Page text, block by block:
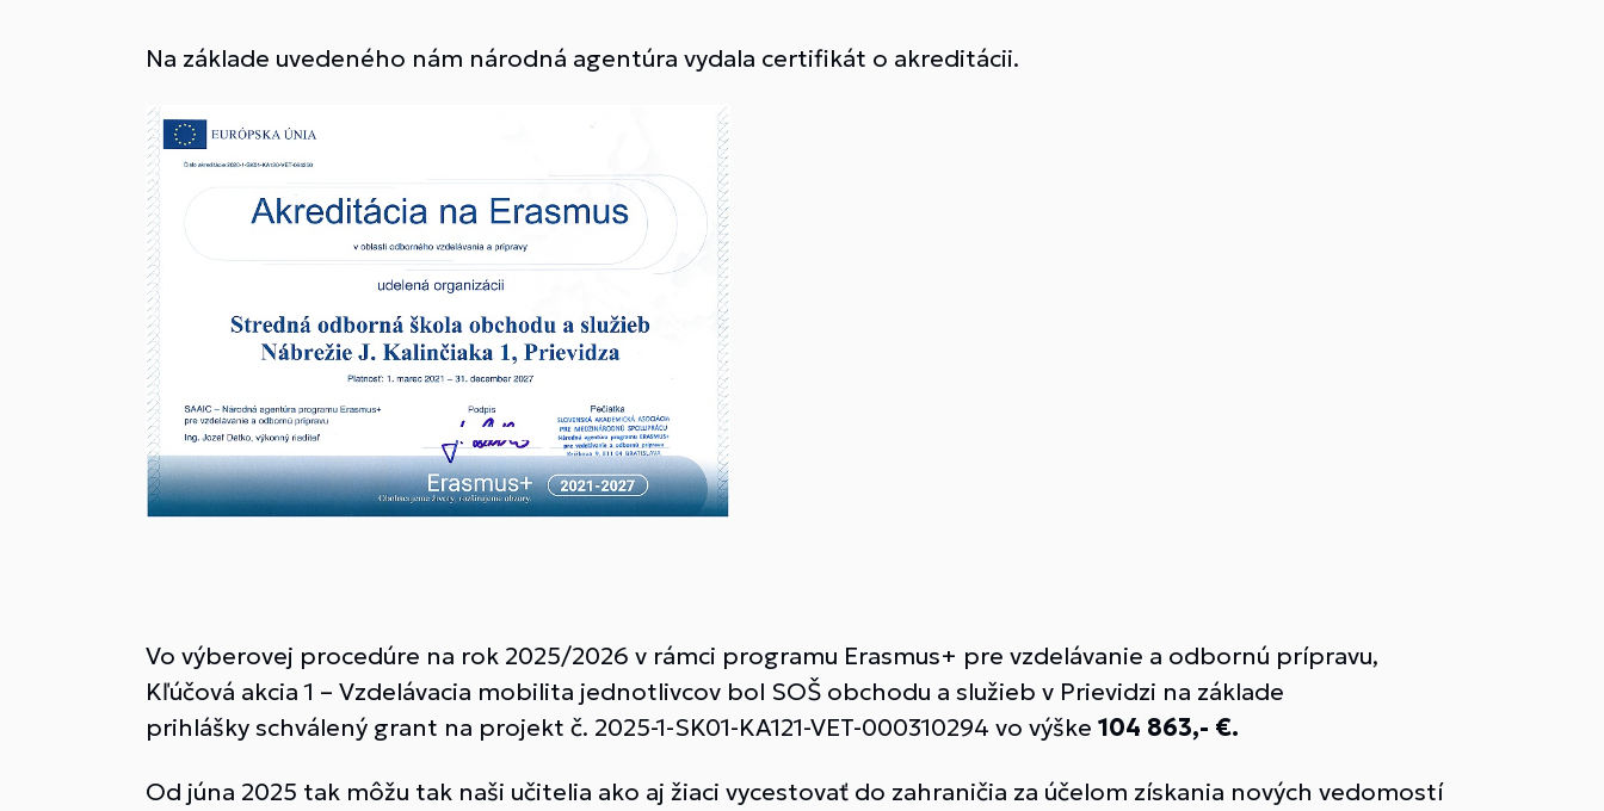
Na základe uvedeného nám národná agentúra vydala certifikát o akreditácii.
Vo výberovej procedúre na rok 2025/2026 v rámci programu Erasmus+ pre vzdelávanie a odbornú prípravu,
Kľúčová akcia 1 – Vzdelávacia mobilita jednotlivcov bol SOŠ obchodu a služieb v Prievidzi na základe
prihlášky schválený grant na projekt č. 2025-1-SK01-KA121-VET-000310294 vo výške 104 863,- €.
Od júna 2025 tak môžu tak naši učitelia ako aj žiaci vycestovať do zahraničia za účelom získania nových vedomostí